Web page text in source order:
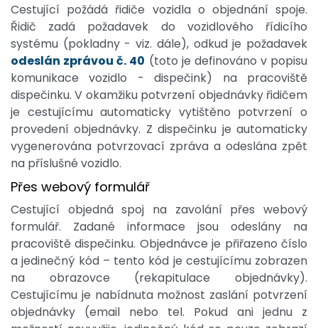
Cestující požádá řidiče vozidla o objednání spoje.
Řidič zadá požadavek do vozidlového řídicího
systému (pokladny - viz. dále), odkud je požadavek
odeslán zprávou č. 40 (toto je definováno v popisu
komunikace vozidlo - dispečink) na pracoviště
dispečinku. V okamžiku potvrzení objednávky řidičem
je cestujícímu automaticky vytištěno potvrzení o
provedení objednávky. Z dispečinku je automaticky
vygenerována potvrzovací zpráva a odeslána zpět
na příslušné vozidlo.
Přes webový formulář
Cestující objedná spoj na zavolání přes webový
formulář. Zadané informace jsou odeslány na
pracoviště dispečinku. Objednávce je přiřazeno číslo
a jedinečný kód – tento kód je cestujícímu zobrazen
na obrazovce (rekapitulace objednávky).
Cestujícímu je nabídnuta možnost zaslání potvrzení
objednávky (email nebo tel. Pokud ani jednu z